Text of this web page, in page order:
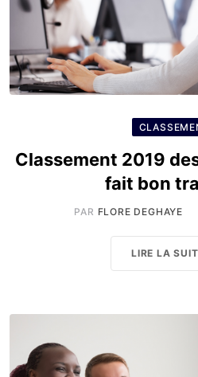
Classement 2019
fait bon
PAR FLORE DEGHAYE
LIRE LA